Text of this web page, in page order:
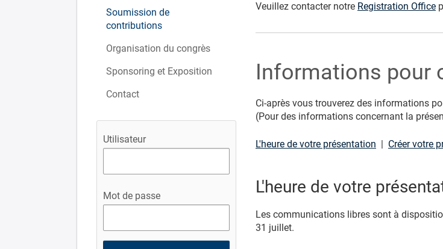
Soumission de
contributions
Organisation du congrès
Sponsoring et Exposition
Contact
Utilisateur
Mot de passe
Veuillez contacter notre Registration Office
Informations pour
Ci-après vous trouverez des informations
(Pour des informations concernant la
L'heure de votre présentation Créer votre
L'heure de votre
Les communications libres sont à
31 juillet.